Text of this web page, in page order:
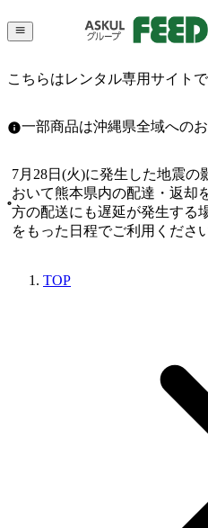
こちらはレンタル専用サイト
一部商品は沖縄県全域への
7月28日(火)に発生した地震の
おいて熊本県内の配達・返却
方の配送にも遅延が発生する
をもった日程でご利用ください
TOP